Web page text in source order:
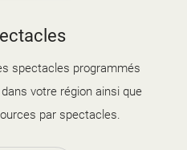
spectacles programmés
votre région ainsi que
par spectacles.